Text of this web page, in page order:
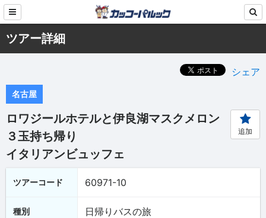
ツアー詳細
シェア
名古屋
ロワジールホテルと伊良湖マスクメロン
３玉持ち帰り
イタリアンビュッフェ
追加
ツアーコード 60971-10
種別 日帰りバスの旅